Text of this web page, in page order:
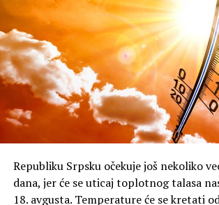
Republiku Srpsku očekuje još nekoliko
dana, jer će se uticaj toplotnog talasa
18. avgusta. Temperature će se kretati